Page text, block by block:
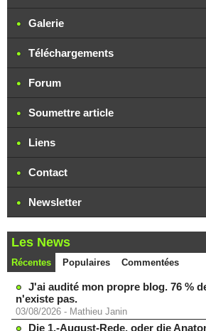
Galerie
Téléchargements
Forum
Soumettre article
Liens
Contact
Newsletter
Les News
Récentes Populaires Commentées
J'ai audité mon propre blog. 76 %
n'existe pas.
03/08/2026 - Mathieu Janin
Die 1.-August-Rede, oder die